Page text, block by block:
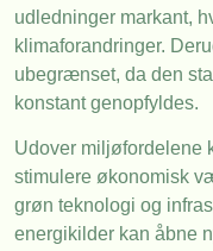
udledninger markant,
klimaforandringer.
ubegrænset, da den
konstant genopfyldes.
Udover miljøfordelene
stimulere økonomisk
grøn teknologi og
energikilder kan åbne